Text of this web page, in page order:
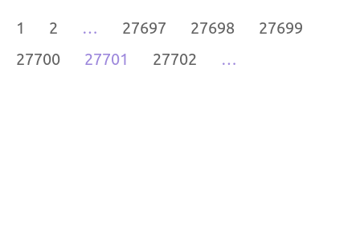
1 2 … 27697 27698
27699
27700
27701 27702 …